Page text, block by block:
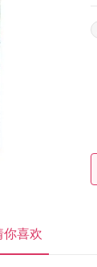
你喜欢